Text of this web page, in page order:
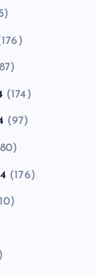
(174)
(97)
(176)